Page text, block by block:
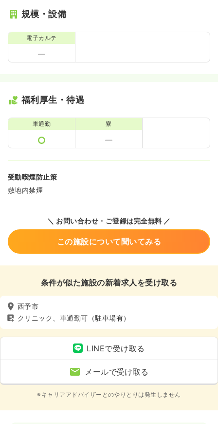
規模・設備
電子カルテ
福利厚生・待遇
車通勤 寮
受動喫煙防止策
敷地内禁煙
＼ お問い合わせ・ご登録は完全無料 ／
この施設について聞いてみる
条件が似た施設の新着求人を受け取る
西予市
クリニック、車通勤可（駐車場有）
LINEで受け取る
メールで受け取る
※キャリアアドバイザーとのやりとりは発生しません